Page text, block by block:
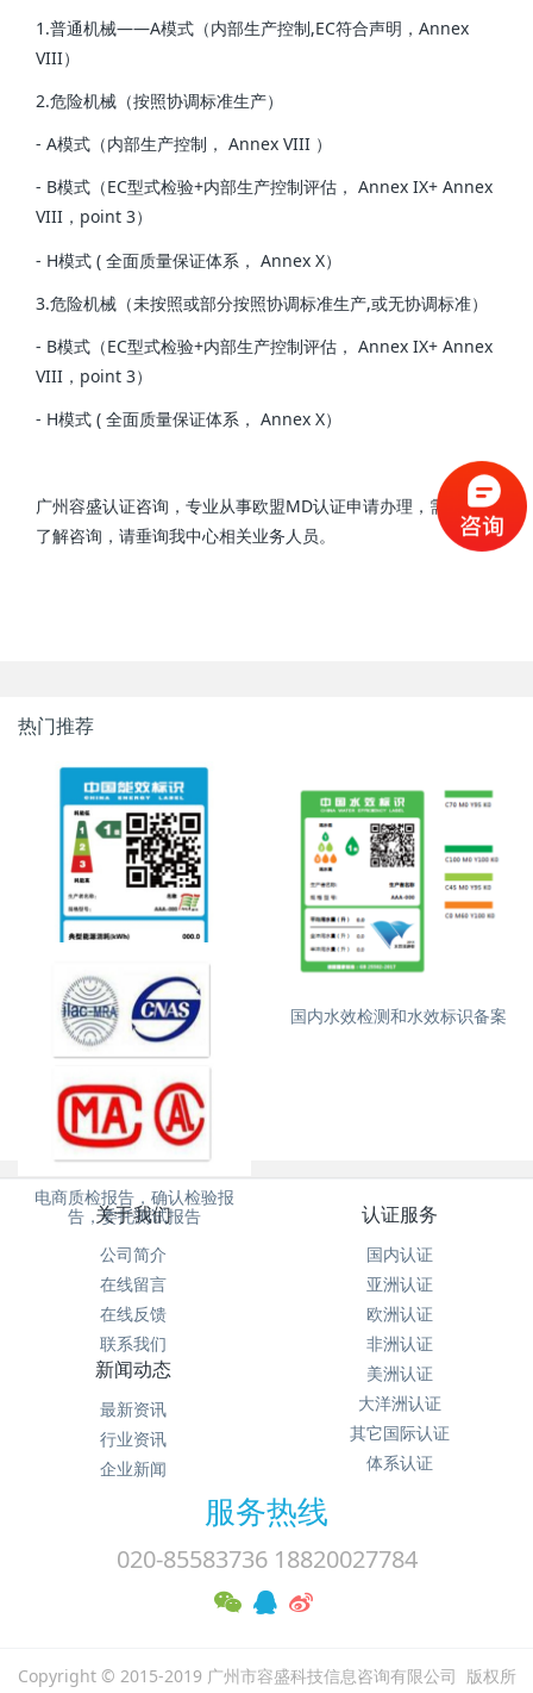
1.普通机械——A模式（内部生产控制,EC符合声明，Annex
VIII）
2.危险机械（按照协调标准生产）
- A模式（内部生产控制， Annex VIII ）
- B模式（EC型式检验+内部生产控制评估， Annex IX+ Annex
VIII，point 3）
- H模式 ( 全面质量保证体系， Annex X）
3.危险机械（未按照或部分按照协调标准生产,或无协调标准）
- B模式（EC型式检验+内部生产控制评估， Annex IX+ Annex
VIII，point 3）
- H模式 ( 全面质量保证体系， Annex X）
广州容盛认证咨询，专业从事欧盟MD认证申请办理，需进一步
了解咨询，请垂询我中心相关业务人员。
热门推荐
国内能效检测和能效标识备案 国内水效检测和水效标识备案
电商质检报告，确认检验报
告，委托测试报告
关于我们
公司简介
在线留言
在线反馈
联系我们
认证服务
国内认证
亚洲认证
欧洲认证
非洲认证
美洲认证
大洋洲认证
其它国际认证
体系认证
新闻动态
最新资讯
行业资讯
企业新闻
服务热线
020-85583736 18820027784
Copyright © 2015-2019 广州市容盛科技信息咨询有限公司 版权所